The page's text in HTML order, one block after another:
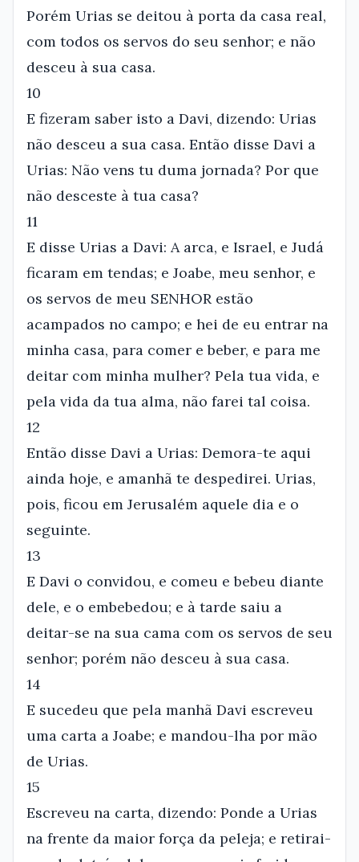
Porém Urias se deitou à porta da casa real,
com todos os servos do seu senhor; e não
desceu à sua casa.
10
E fizeram saber isto a Davi, dizendo: Urias
não desceu a sua casa. Então disse Davi a
Urias: Não vens tu duma jornada? Por que
não desceste à tua casa?
11
E disse Urias a Davi: A arca, e Israel, e Judá
ficaram em tendas; e Joabe, meu senhor, e
os servos de meu SENHOR estão
acampados no campo; e hei de eu entrar na
minha casa, para comer e beber, e para me
deitar com minha mulher? Pela tua vida, e
pela vida da tua alma, não farei tal coisa.
12
Então disse Davi a Urias: Demora-te aqui
ainda hoje, e amanhã te despedirei. Urias,
pois, ficou em Jerusalém aquele dia e o
seguinte.
13
E Davi o convidou, e comeu e bebeu diante
dele, e o embebedou; e à tarde saiu a
deitar-se na sua cama com os servos de seu
senhor; porém não desceu à sua casa.
14
E sucedeu que pela manhã Davi escreveu
uma carta a Joabe; e mandou-lha por mão
de Urias.
15
Escreveu na carta, dizendo: Ponde a Urias
na frente da maior força da peleja; e retirai-